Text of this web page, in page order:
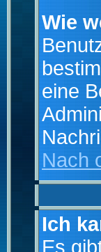
Wie
eine
Nach
Ich
Es